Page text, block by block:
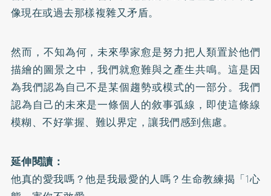
像現在或過去那樣複雜又矛盾。
然而，不知為何，未來學家愈是努力把人類置於他們
描繪的圖景之中，我們就愈難與之產生共鳴。這是因
為我們認為自己不是某個趨勢或模式的一部分。我們
認為自己的未來是一條個人的敘事弧線，即使這條線
模糊、不好掌握、難以界定，讓我們感到焦慮。
延伸閱讀：
他真的愛我嗎？他是我最愛的人嗎？生命教練揭「1心